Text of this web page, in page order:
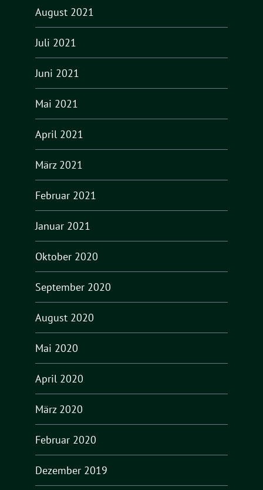
August 2021
Juli 2021
Juni 2021
Mai 2021
April 2021
März 2021
Februar 2021
Januar 2021
Oktober 2020
September 2020
August 2020
Mai 2020
April 2020
März 2020
Februar 2020
Dezember 2019